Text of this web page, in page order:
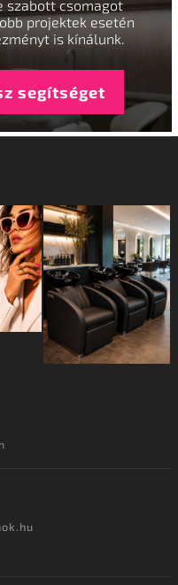
szabott csomagot
projektek esetén
is kínálunk.
segítséget